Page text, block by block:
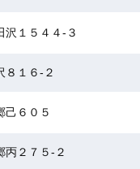
１５４４-３
１６-２
６０５
２７５-２